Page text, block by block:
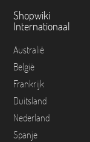
Shopwiki
Internationaal
Australië
België
Frankrijk
Duitsland
Nederland
Spanje